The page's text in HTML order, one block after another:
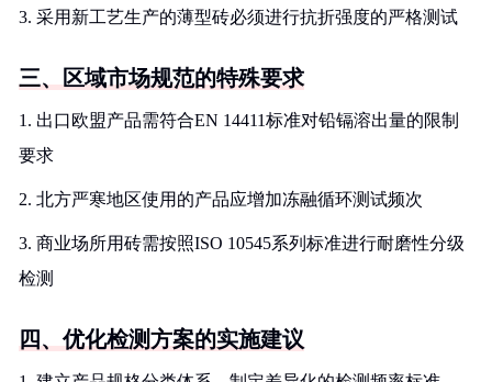
3. 采用新工艺生产的薄型砖必须进行抗折强度的严格测试
三、区域市场规范的特殊要求
1. 出口欧盟产品需符合EN 14411标准对铅镉溶出量的限制
要求
2. 北方严寒地区使用的产品应增加冻融循环测试频次
3. 商业场所用砖需按照ISO 10545系列标准进行耐磨性分级
检测
四、优化检测方案的实施建议